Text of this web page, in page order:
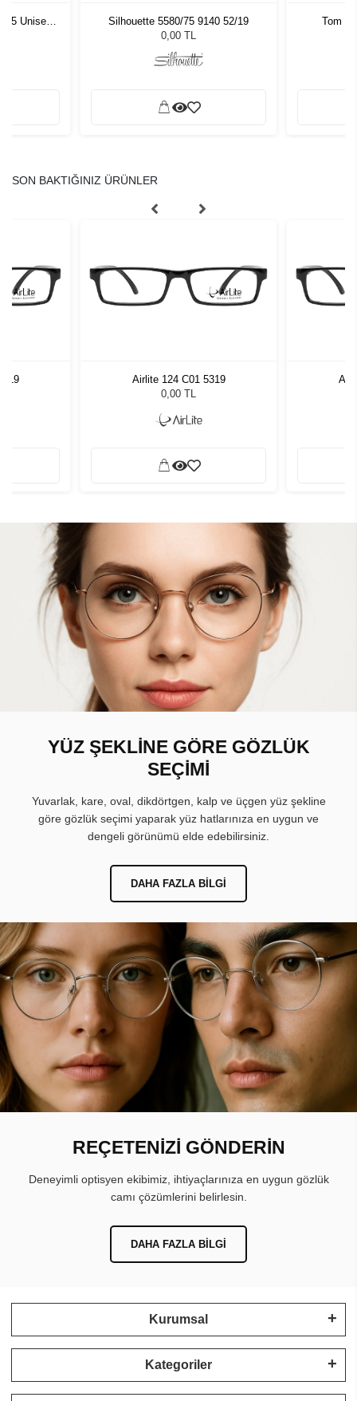
55 Unisex
Silhouette 5580/75 9140 52/19
0,00 TL
Tom
SON BAKTIĞINIZ ÜRÜNLER
Airlite 124 C01 5319
0,00 TL
YÜZ ŞEKLİNE GÖRE GÖZLÜK
SEÇİMİ
Yuvarlak, kare, oval, dikdörtgen, kalp ve üçgen yüz şekline
göre gözlük seçimi yaparak yüz hatlarınıza en uygun ve
dengeli görünümü elde edebilirsiniz.
DAHA FAZLA BILGI
REÇETENİZİ GÖNDERİN
Deneyimli optisyen ekibimiz, ihtiyaçlarınıza en uygun gözlük
camı çözümlerini belirlesin.
DAHA FAZLA BILGI
Kurumsal
Kategoriler